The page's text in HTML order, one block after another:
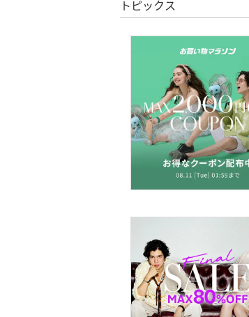
ファッション雑貨
アクセサリー・腕時計
財布・ポーチ・ケース
ヘアアクセサリー
ー用品
スーツ・フォーマル
水着・スイムグッズ
クリア 絞り込み
トピックス